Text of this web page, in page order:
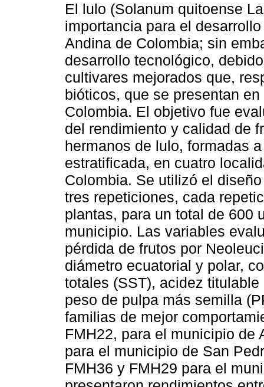
El lulo (Solanum quitoense
importancia para el
Andina de Colombia; sin
desarrollo tecnológico,
cultivares mejorados que,
bióticos, que se presentan
Colombia. El objetivo fue
del rendimiento y calidad de
hermanos de lulo, formadas
estratificada, en cuatro
Colombia. Se utilizó el
tres repeticiones, cada
plantas, para un total de 600
municipio. Las variables
pérdida de frutos por
diámetro ecuatorial y polar,
totales (SST), acidez
peso de pulpa más semilla
familias de mejor
FMH22, para el municipio de
para el municipio de San
FMH36 y FMH29 para el